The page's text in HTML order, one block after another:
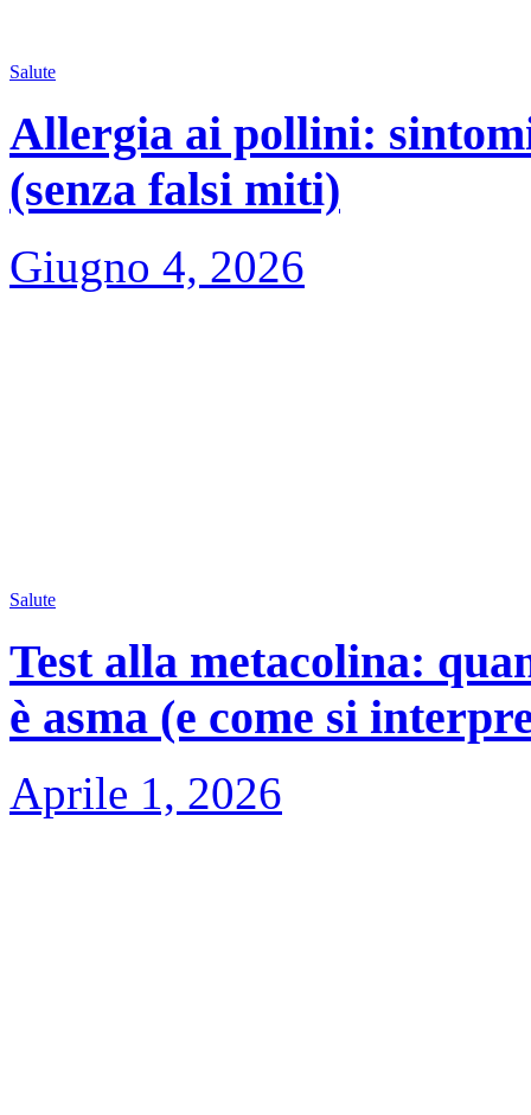
Salute
Allergia ai pollini:
(senza falsi miti)
Giugno 4, 2026
Salute
Test alla metacolina:
è asma (e come si
Aprile 1, 2026